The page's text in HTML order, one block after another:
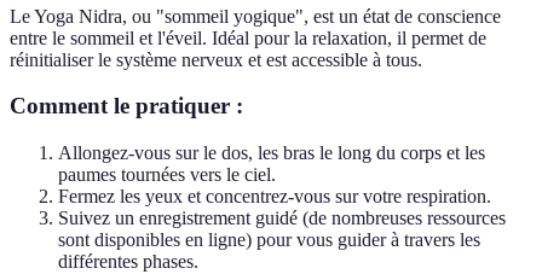
Le Yoga Nidra, ou "sommeil yogique", est un état de conscience
entre le sommeil et l'éveil. Idéal pour la relaxation, il permet de
réinitialiser le système nerveux et est accessible à tous.
Comment le pratiquer :
Allongez-vous sur le dos, les bras le long du corps et les
paumes tournées vers le ciel.
Fermez les yeux et concentrez-vous sur votre respiration.
Suivez un enregistrement guidé (de nombreuses ressources
sont disponibles en ligne) pour vous guider à travers les
différentes phases.